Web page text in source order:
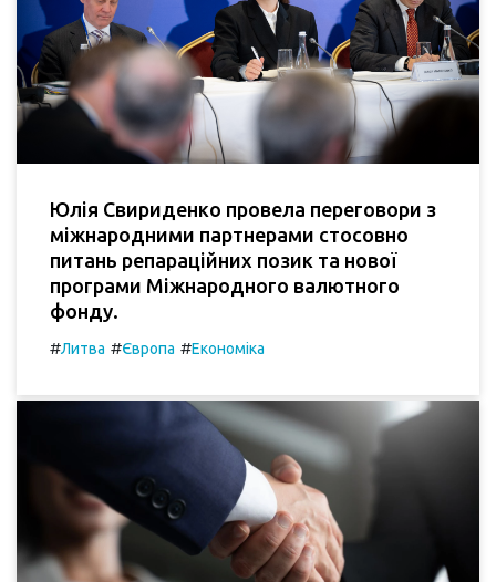
Юлія Свириденко провела переговори з
міжнародними партнерами стосовно
питань репараційних позик та нової
програми Міжнародного валютного
фонду.
#Литва #Європа #Економіка